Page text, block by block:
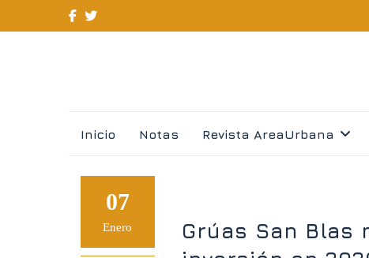
Inicio Notas Revista AreaUrbana
07
Enero
Grúas San Blas